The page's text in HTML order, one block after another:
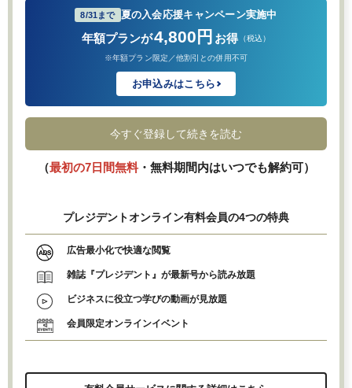
8/31まで 夏の入会応援キャンペーン実施中
年額プランが4,800円 お得 （税込）
※年額プラン限定／他割引との併用不可
お申込みはこちら
今すぐ登録して続きを読む
（最初の7日間無料・無料期間内はいつでも解約可）
プレジデントオンライン有料会員の4つの特典
広告最小化で快適な閲覧
雑誌『プレジデント』が最新号から読み放題
ビジネスに役立つ学びの動画が見放題
会員限定オンラインイベント